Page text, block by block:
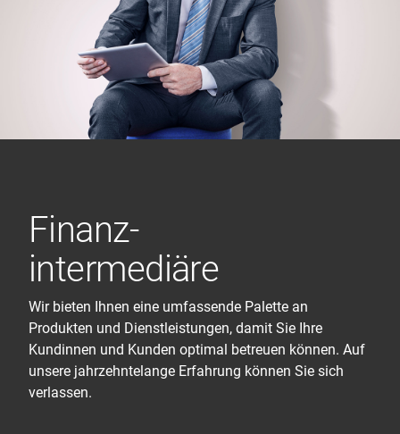
Finanz-
intermediäre
Wir bieten Ihnen eine umfassende Palette an
Produkten und Dienstleistungen, damit Sie Ihre
Kundinnen und Kunden optimal betreuen können. Auf
unsere jahrzehntelange Erfahrung können Sie sich
verlassen.